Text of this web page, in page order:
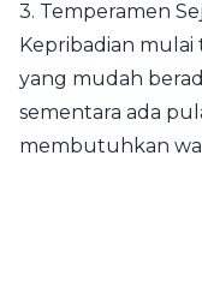
3. Temperamen
Kepribadian mulai
yang mudah
sementara ada
membutuhkan